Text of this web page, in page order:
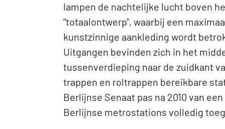
lampen de nachtelijke lucht boven
"totaalontwerp", waarbij een
kunstzinnige aankleding wordt
Uitgangen bevinden zich in het
tussenverdieping naar de zuidkant
trappen en roltrappen bereikbare
Berlijnse Senaat pas na 2010 van
Berlijnse metrostations volledig